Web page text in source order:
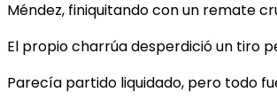
Méndez, finiquitando con un remate
El propio charrúa desperdició un tiro
Parecía partido liquidado, pero todo